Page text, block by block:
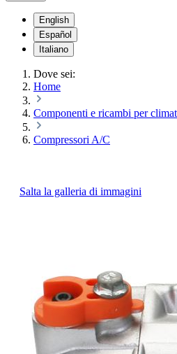
English
Español
Italiano
Dove sei:
Home
Componenti e ricambi per
Compressori A/C
Salta la galleria di immagini